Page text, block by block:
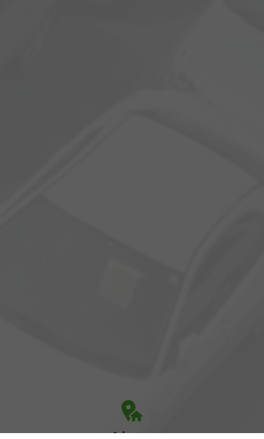
Adresse